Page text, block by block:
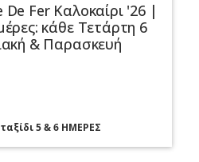
Fer Καλοκαίρι '26 |
κάθε Τετάρτη 6
& Παρασκευή
5 & 6 ΗΜΕΡΕΣ